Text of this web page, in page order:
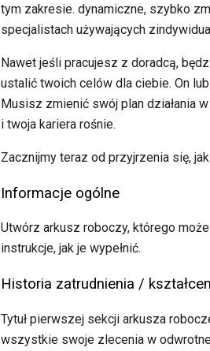
tym zakresie. dynamiczne, szybko
specjalistach używających
Nawet jeśli pracujesz z doradcą,
ustalić twoich celów dla ciebie. On
Musisz zmienić swój plan działania
i twoja kariera rośnie.
Zacznijmy teraz od przyjrzenia się,
Informacje ogólne
Utwórz arkusz roboczy, którego
instrukcje, jak je wypełnić.
Historia zatrudnienia /
Tytuł pierwszej sekcji arkusza
wszystkie swoje zlecenia w